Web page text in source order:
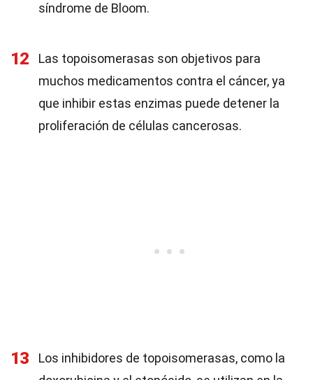
síndrome de Bloom.
12
Las topoisomerasas son objetivos para
muchos medicamentos contra el cáncer, ya
que inhibir estas enzimas puede detener la
proliferación de células cancerosas.
13
Los inhibidores de topoisomerasas, como la